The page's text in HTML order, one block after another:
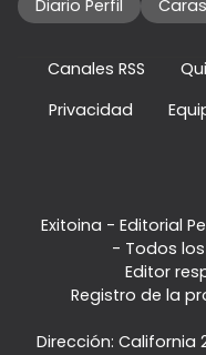
Diario Perfil Caras
Canales RSS
Privacidad
Exitoina - Editorial
- Todos
Editor
Registro de la
Dirección: California